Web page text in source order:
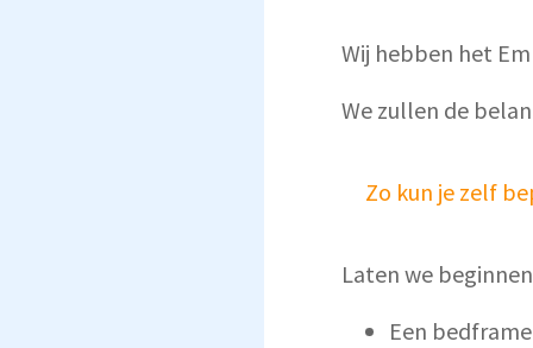
Wij hebben het
We zullen de
Zo kun je zelf
Laten we
Een bedframe